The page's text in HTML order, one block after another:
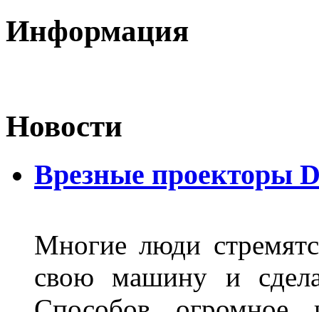
Информация
Новости
Врезные проекторы
Многие люди
свою машину и